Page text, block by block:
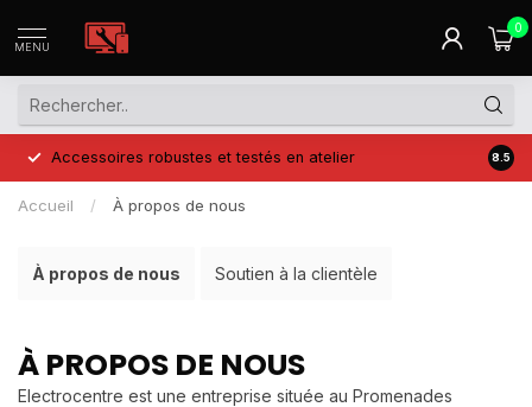
MENU
0
Accessoires robustes et testés en atelier Prix
8.5
Accueil / À propos de nous
À propos de nous Soutien à la clientèle
À PROPOS DE NOUS
Electrocentre est une entreprise située au Promenades